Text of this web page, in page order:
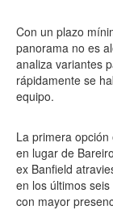
Con un plazo
panorama no es
analiza variantes
rápidamente se
equipo.
La primera
en lugar de
ex Banfield
en los últimos
con mayor